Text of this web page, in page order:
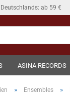
ab 59 €
ASINA RECORDS
» Ensembles »